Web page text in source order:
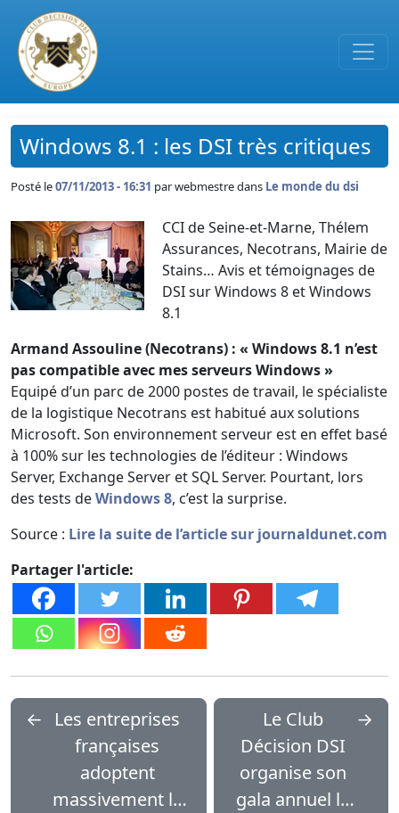
Passer au contenu principal
Windows 8.1 : les DSI très critiques
Posté le07/11/2013 - 16:31 parwebmestre dans Le monde du dsi
CCI de Seine-et-Marne, Thélem
Assurances, Necotrans, Mairie de
Stains… Avis et témoignages de
DSI sur Windows 8 et Windows
8.1
Armand Assouline (Necotrans) : « Windows 8.1 n’est
pas compatible avec mes serveurs Windows »
Equipé d’un parc de 2000 postes de travail, le spécialiste
de la logistique Necotrans est habitué aux solutions
Microsoft. Son environnement serveur est en effet basé
à 100% sur les technologies de l’éditeur : Windows
Server, Exchange Server et SQL Server. Pourtant, lors
des tests deWindows 8, c’est la surprise.
Source : Lire la suite de l’article sur journaldunet.com
Partager l'article:
←
Les entreprises
françaises
adoptent
massivement le
Le Club
Décision DSI
organise son
gala annuel le
→